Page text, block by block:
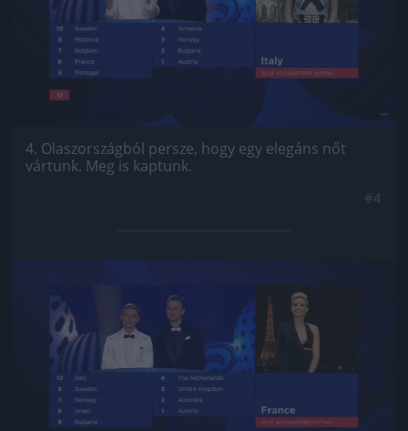
4. Olaszországból persze, hogy egy elegáns nőt
vártunk. Meg is kaptunk.